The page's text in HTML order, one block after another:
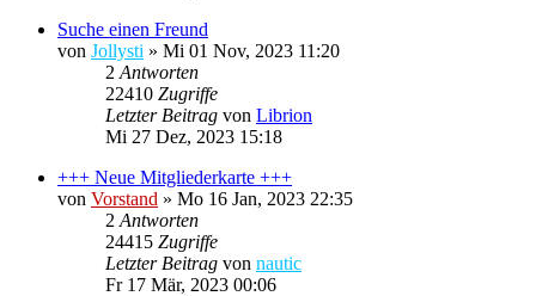
Suche einen Freund
von Jollysti » Mi 01 Nov, 2023 11:20
2 Antworten
22410 Zugriffe
Letzter Beitrag von Librion
Mi 27 Dez, 2023 15:18
+++ Neue Mitgliederkarte +++
von Vorstand » Mo 16 Jan, 2023 22:35
2 Antworten
24415 Zugriffe
Letzter Beitrag von nautic
Fr 17 Mär, 2023 00:06